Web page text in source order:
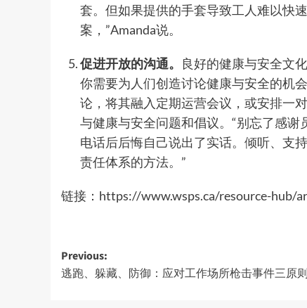
套。但如果提供的手套导致工人难以快
案，”Amanda说。
促进开放的沟通。
良好的健康与安全文
你需要为人们创造讨论健康与安全的机
论，将其融入定期运营会议，或安排一
与健康与安全问题和倡议。“别忘了感
电话后后悔自己说出了实话。倾听、支
责任体系的方法。”
链接：https://www.wsps.ca/resource-hub/
Post
navigation
Previous:
逃跑、躲藏、防御：应对工作场所枪击事件三原则